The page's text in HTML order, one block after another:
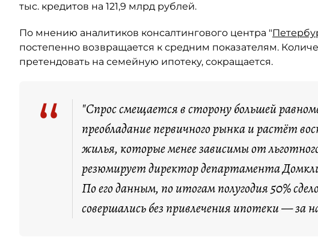
тыс. кредитов на 121,9 млрд рублей.
По мнению аналитиков консалтингового центра "
постепенно возвращается к средним показателям.
претендовать на семейную ипотеку, сокращается.
“
"Спрос смещается в сторону большей
преобладание первичного рынка и растёт
жилья, которые менее зависимы от
резюмирует директор департамента
По его данным, по итогам полугодия 50%
совершались без привлечения ипотеки — за